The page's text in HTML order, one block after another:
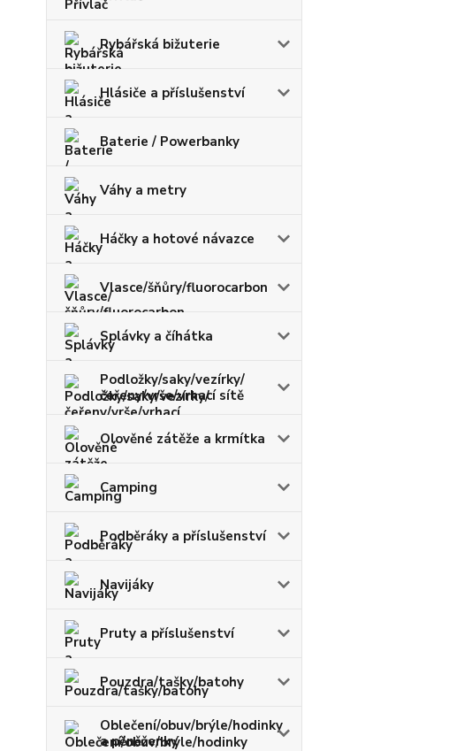
Rybářská bižuterie
Hlásiče a příslušenství
Baterie / Powerbanky
Váhy a metry
Háčky a hotové návazce
Vlasce/šňůry/fluorocarbon
Splávky a číhátka
Podložky/saky/vezírky/
čeřeny/vrše/vrhací sítě
Olověné zátěže a krmítka
Camping
Podběráky a příslušenství
Navijáky
Pruty a příslušenství
Pouzdra/tašky/batohy
Oblečení/obuv/brýle/hodinky
a pěněženky